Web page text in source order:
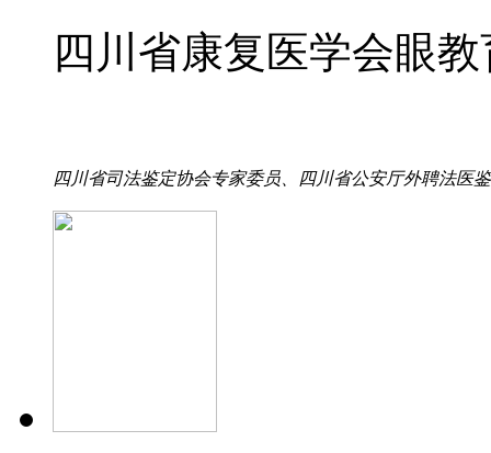
四川省康复医学会眼
四川省司法鉴定协会专家委员、四川省公安厅外聘法医